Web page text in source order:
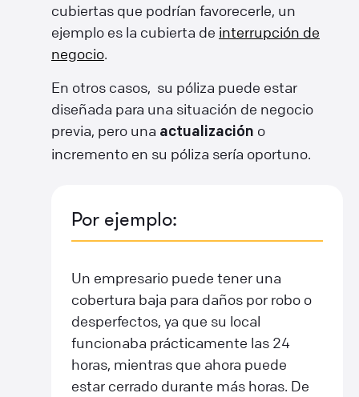
cubiertas que podrían favorecerle, un
ejemplo es la cubierta de interrupción de
negocio.
En otros casos, su póliza puede estar
diseñada para una situación de negocio
previa, pero una actualización o
incremento en su póliza sería oportuno.
Por ejemplo:
Un empresario puede tener una
cobertura baja para daños por robo o
desperfectos, ya que su local
funcionaba prácticamente las 24
horas, mientras que ahora puede
estar cerrado durante más horas. De